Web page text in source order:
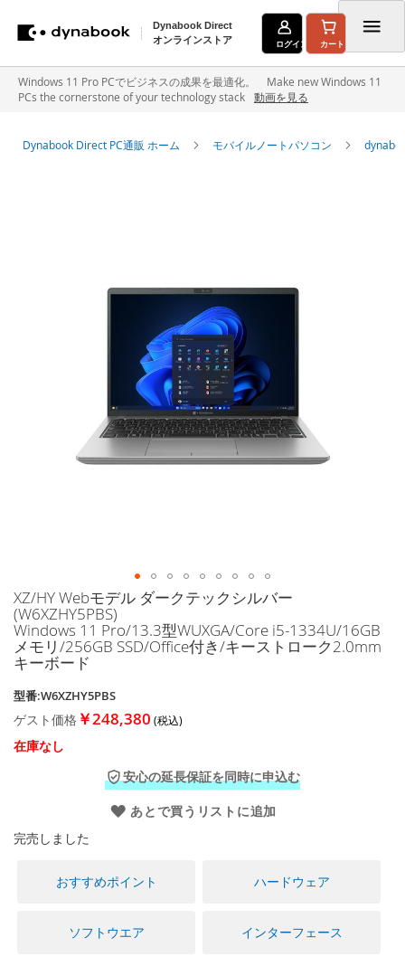
Dynabook Direct
オンラインストア
ログイン カート
Windows 11 Pro PCでビジネスの成果を最適化。 Make new Windows 11
PCs the cornerstone of your technology stack
動画を見る
Dynabook Direct PC通販 ホーム モバイルノートパソコン
イ
メ
ー
ジ
ギ
ャ
ラ
リ
ー
移
動
XZ/HY Webモデル ダークテックシルバー
(W6XZHY5PBS)
Windows 11 Pro/13.3型WUXGA/Core i5-1334U/16GB
メモリ/256GB SSD/Office付き/キーストローク2.0mm
キーボード
型番:W6XZHY5PBS
ゲスト価格 ￥248,380
在庫なし
安心の延長保証を同時に申込む
あとで買うリストに追加
完売しました
おすすめポイント ハードウェア
ソフトウエア インターフェース